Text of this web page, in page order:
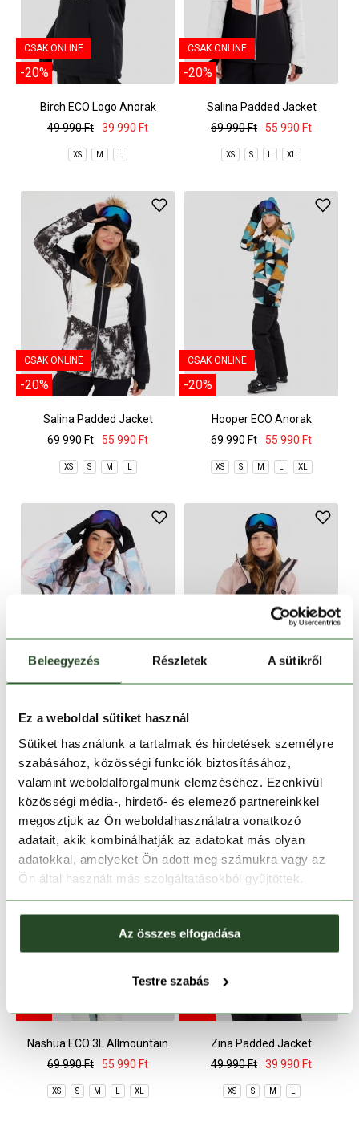
Beleegyezés Részletek A sütikről
Ez a weboldal sütiket használ
Sütiket használunk a tartalmak és hirdetések személyre
szabásához, közösségi funkciók biztosításához,
valamint weboldalforgalmunk elemzéséhez. Ezenkívül
közösségi média-, hirdető- és elemező partnereinkkel
megosztjuk az Ön weboldalhasználatra vonatkozó
adatait, akik kombinálhatják az adatokat más olyan
adatokkal, amelyeket Ön adott meg számukra vagy az
Ön által használt más szolgáltatásokból gyűjtöttek.
Az összes elfogadása
Testre szabás
CSAK ONLINE
-20%
Birch ECO Logo Anorak
49 990 Ft
39 990 Ft
XS M L
CSAK ONLINE
-20%
Salina Padded Jacket
69 990 Ft
55 990 Ft
XS S L XL
CSAK ONLINE
-20%
Salina Padded Jacket
69 990 Ft
55 990 Ft
XS S M L
CSAK ONLINE
-20%
Hooper ECO Anorak
69 990 Ft
55 990 Ft
XS S M L XL
69 990 Ft
55 990 Ft
XS S M L XL
Jacket
69 990 Ft 55 990 Ft
XS S M L XL
-20%
Nashua ECO 3L Allmountain
Jacket
69 990 Ft 55 990 Ft
XS S M L XL
CSAK ONLINE
-20%
Zina Padded Jacket
49 990 Ft
39 990 Ft
XS S M L